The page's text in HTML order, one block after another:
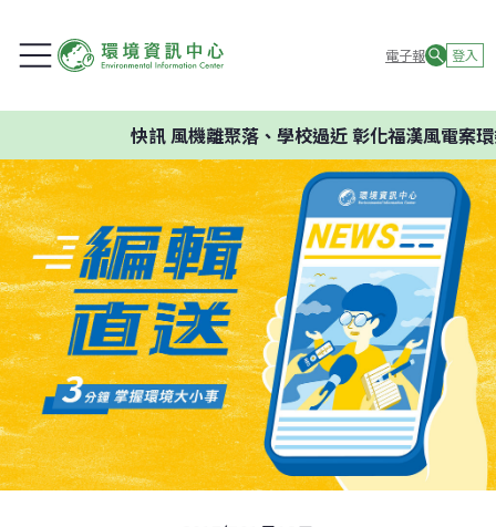
電子報 登入
快訊風機離聚落、學校過近 彰化福漢風電案環